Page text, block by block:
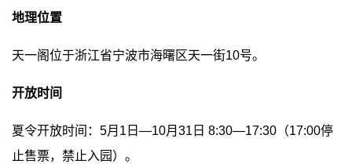
地理位置
天一阁位于浙江省宁波市海曙区天一街10号。
开放时间
夏令开放时间：5月1日—10月31日 8:30—17:30（17:00停
止售票，禁止入园）。